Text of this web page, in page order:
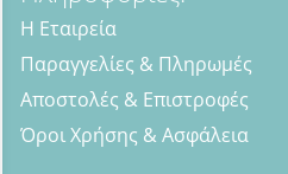
Η Εταιρεία
Παραγγελίες & Πληρωμές
Αποστολές & Επιστροφές
Όροι Χρήσης & Ασφάλεια